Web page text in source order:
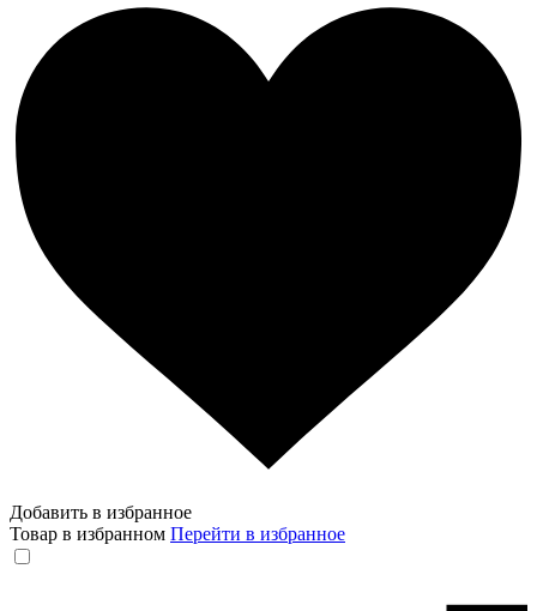
Добавить в избранное
Товар в избранном Перейти в избранное